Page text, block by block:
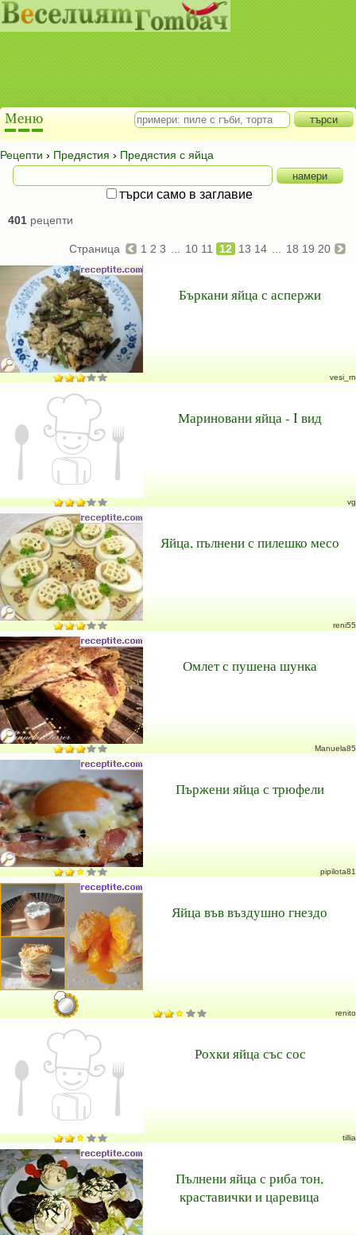
Рецепти › Предястия › Предястия с яйца
търси само в заглавие
401 рецепти
Страница 1 2 3 10 11 12 13 14 18 19 20
Бъркани яйца с аспержи
vesi_rn
Мариновани яйца - I вид
vg
Яйца, пълнени с пилешко месо
reni55
Омлет с пушена шунка
Manuela85
Пържени яйца с трюфели
pipilota81
Яйца във въздушно гнездо
renito
Рохки яйца със сос
tillia
Пълнени яйца с риба тон,
краставички и царевица